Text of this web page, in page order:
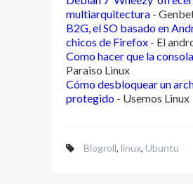
multiarquitectura -
B2G, el SO basado en
chicos de Firefox - El
Como hacer que la
Paraiso Linux
Cómo desbloquear un
protegido - Usemos Linux
Blogroll, linux, Ubuntu